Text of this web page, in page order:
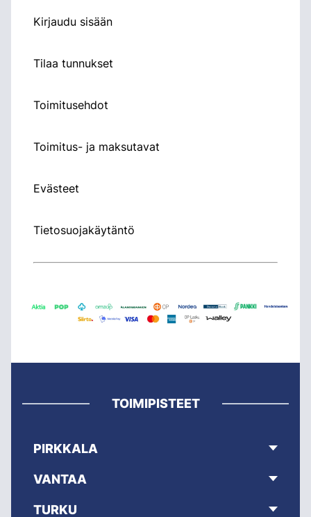
Kirjaudu sisään
Tilaa tunnukset
Toimitusehdot
Toimitus- ja maksutavat
Evästeet
Tietosuojakäytäntö
TOIMIPISTEET
PIRKKALA
VANTAA
TURKU